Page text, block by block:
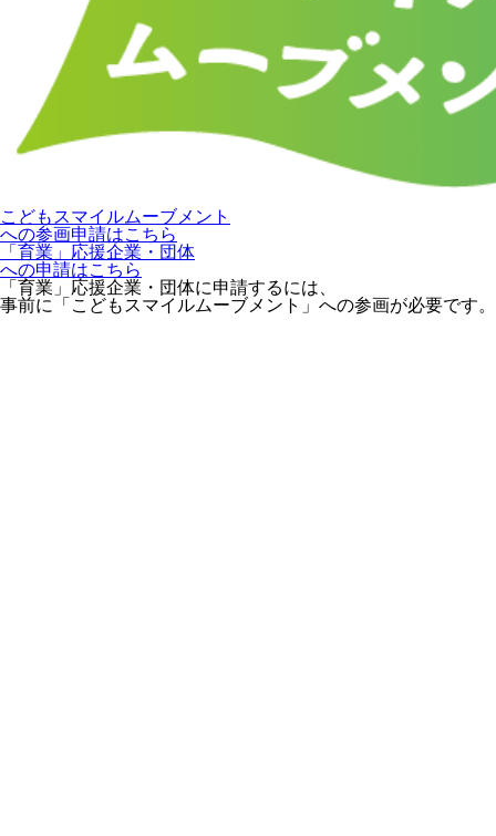
こどもスマイルムーブメント
への参画申請はこちら
「育業」応援企業・団体
への申請はこちら
「育業」応援企業・団体に申請するには、
事前に「こどもスマイルムーブメント」への参画が必要です。